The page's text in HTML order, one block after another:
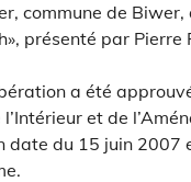
commune de Biwer,
présenté par Pierre
a été
et de
date du 15 juin 2007